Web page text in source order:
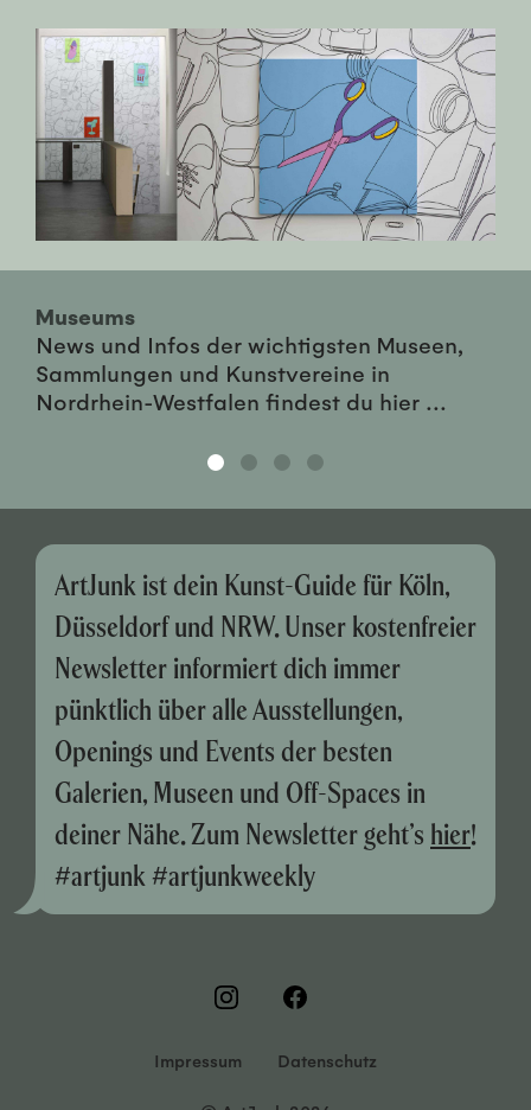
Museums
News und Infos der wichtigsten Museen,
Sammlungen und Kunstvereine in
Nordrhein-Westfalen findest du hier ...
ArtJunk ist dein Kunst-Guide für Köln,
Düsseldorf und NRW. Unser kostenfreier
Newsletter informiert dich immer
pünktlich über alle Ausstellungen,
Openings und Events der besten
Galerien, Museen und Off-Spaces in
deiner Nähe. Zum Newsletter geht’s hier!
#artjunk #artjunkweekly
Impressum Datenschutz